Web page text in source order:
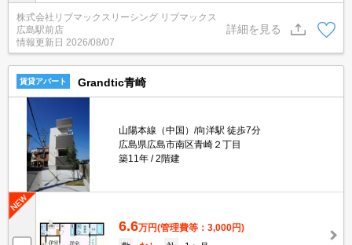
や温水洗浄便座など人気の室内設備あり☆２口コンロのシステムキ
ッチン☆モニタ付オートロック完備でセキュリティーは安心♪近隣の
スーパーやコンビニまで徒歩圏内でお買い物らくらく☆彡
株式会社リブマックスリーシング リブマックス
広島駅前店
情報更新日 2026/08/07
詳細を見る
賃貸アパート Grandtic青崎
山陽本線（中国）/向洋駅 徒歩7分
広島県広島市南区青崎２丁目
築11年
2階建
6.6万円(管理費等：3,000円)